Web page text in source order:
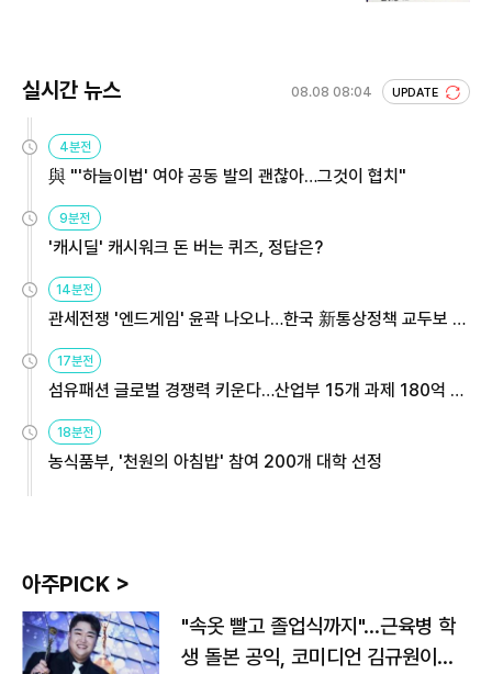
실시간 뉴스 08.08 08:04 UPDATE
4분전
與 "'하늘이법' 여야 공동 발의 괜찮아…그것이 협치"
9분전
'캐시딜' 캐시워크 돈 버는 퀴즈, 정답은?
14분전
관세전쟁 '엔드게임' 윤곽 나오나…한국 新통상정책 교두보 활
17분전
섬유패션 글로벌 경쟁력 키운다…산업부 15개 과제 180억 지
18분전
농식품부, '천원의 아침밥' 참여 200개 대학 선정
아주PICK >
"속옷 빨고 졸업식까지"…근육병 학
생 돌본 공익, 코미디언 김규원이었